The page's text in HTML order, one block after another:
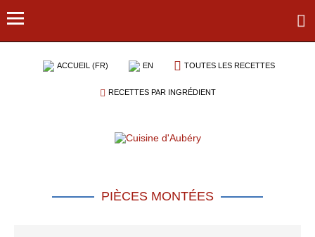
ACCUEIL (FR) EN TOUTES LES RECETTES
RECETTES PAR INGRÉDIENT
PIÈCES MONTÉES